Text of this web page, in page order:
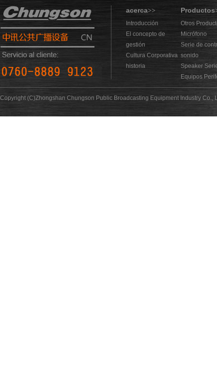
acerca>> Productos
Introducción
El concepto de
gestión
Cultura Corporativa
historia
Otros
Micrófono
Serie de
sonido
Speaker
Equipos
Copyright (C)Zhongshan Chungson Public Broadcasting Equipment Industry